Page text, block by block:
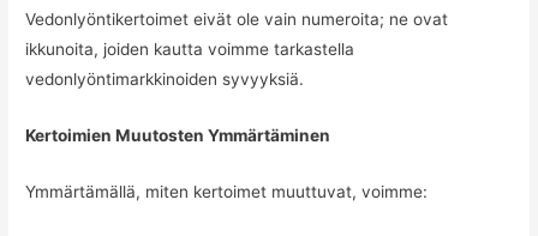
Vedonlyöntikertoimet eivät ole vain numeroita; ne ovat
ikkunoita, joiden kautta voimme tarkastella
vedonlyöntimarkkinoiden syvyyksiä.
Kertoimien Muutosten Ymmärtäminen
Ymmärtämällä, miten kertoimet muuttuvat, voimme: